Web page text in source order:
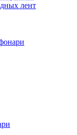
лент